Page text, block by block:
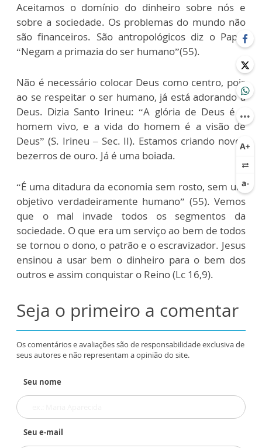
Aceitamos o domínio do dinheiro sobre nós e
sobre a sociedade. Os problemas do mundo não
são financeiros. São antropológicos diz o Papa:
“Negam a primazia do ser humano”(55).
Não é necessário colocar Deus como centro, pois
ao se respeitar o ser humano, já está adorando a
Deus. Dizia Santo Irineu: “A glória de Deus é o
homem vivo, e a vida do homem é a visão de
Deus” (S. Irineu – Sec. II). Estamos criando novos
bezerros de ouro. Já é uma boiada.
“É uma ditadura da economia sem rosto, sem um
objetivo verdadeiramente humano” (55). Vemos
que o mal invade todos os segmentos da
sociedade. O que era um serviço ao bem de todos
se tornou o dono, o patrão e o escravizador. Jesus
ensinou a usar bem o dinheiro para o bem dos
outros e assim conquistar o Reino (Lc 16,9).
Seja o primeiro a comentar
Os comentários e avaliações são de responsabilidade exclusiva de
seus autores e não representam a opinião do site.
Seu nome
Seu e-mail